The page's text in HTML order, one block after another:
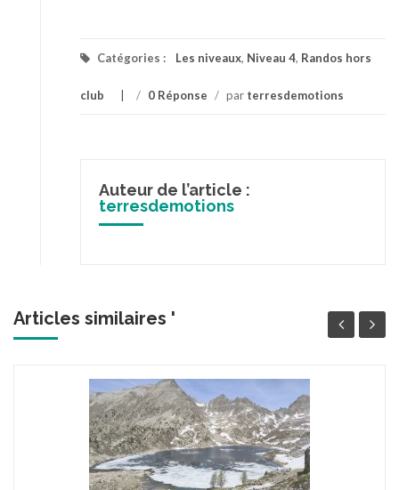
Catégories : Les niveaux, Niveau 4, Randos hors
club / 0 Réponse / par terresdemotions
Auteur de l’article :
terresdemotions
Articles similaires '